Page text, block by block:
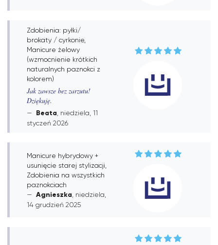
Zdobienia: pyłki/
brokaty / cyrkonie,
Manicure żelowy
(wzmocnienie krótkich
naturalnych paznokci z
kolorem)
Jak zawsze bez zarzutu!
Dziękuję.
Beata , niedziela, 11
styczeń 2026
Manicure hybrydowy +
usunięcie starej stylizacji,
Zdobienia na wszystkich
paznokciach
Agnieszka , niedziela,
14 grudzień 2025